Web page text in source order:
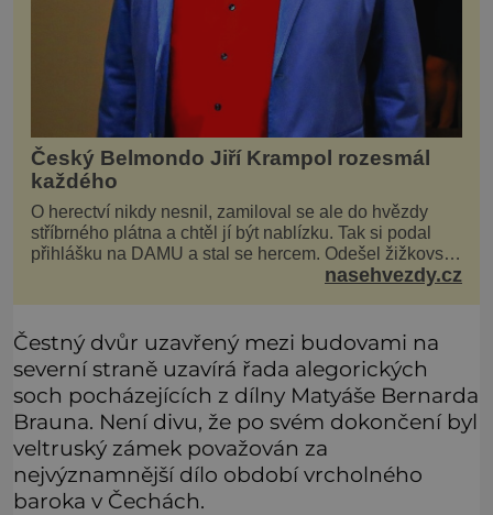
Český Belmondo Jiří Krampol rozesmál
každého
O herectví nikdy nesnil, zamiloval se ale do hvězdy
stříbrného plátna a chtěl jí být nablízku. Tak si podal
přihlášku na DAMU a stal se hercem. Odešel žižkovský
matador, který všude rozdával humor, i když jemu
nasehvezdy.cz
Čestný dvůr uzavřený mezi budovami na
severní straně uzavírá řada alegorických
soch pocházejících z dílny Matyáše Bernarda
Brauna. Není divu, že po svém dokončení byl
veltruský zámek považován za
nejvýznamnější dílo období vrcholného
baroka v Čechách.